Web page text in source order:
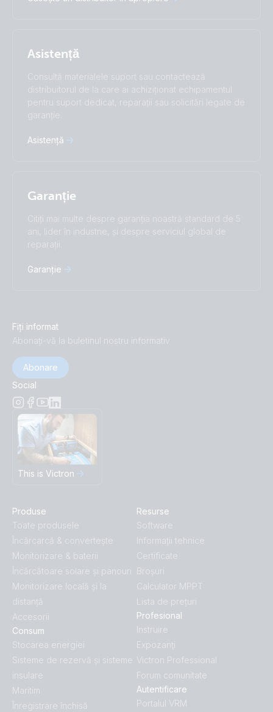
Türkçe
中國人
I agree to receive the newsletter and accept the
Asistență
Consultă materialele suport sau contactează
distribuitorul de la care ai achiziționat echipamentul
pentru suport dedicat, reparații sau solicitări legate de
garanție.
Asistență
Garanție
Citiți mai multe despre garanția noastră standard de 5
ani, lider în industrie, și despre serviciul global de
reparații.
Garanție
Fiți informat
Abonați-vă la buletinul nostru informativ
Abonare
Social
This is Victron
Produse
Toate produsele
Încărcarcă & convertește
Monitorizare & baterii
Încărcătoare solare și panouri
Monitorizare locală și la
distanță
Accesorii
Consum
Stocarea energiei
Sisteme de rezervă și sisteme
insulare
Maritim
Înregistrare închisă
Resurse
Software
Informații tehnice
Certificate
Broșuri
Calculator MPPT
Lista de prețuri
Profesional
Instruire
Expozanţi
Victron Professional
Forum comunitate
Autentificare
Portalul VRM